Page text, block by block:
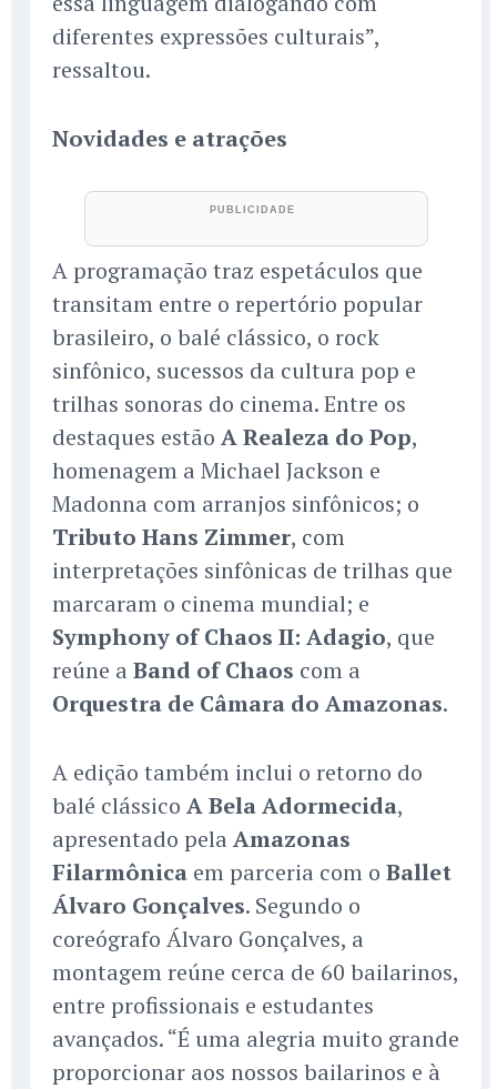
diferentes expressões culturais”,
ressaltou.
Novidades e atrações
A programação traz espetáculos que
transitam entre o repertório popular
brasileiro, o balé clássico, o rock
sinfônico, sucessos da cultura pop e
trilhas sonoras do cinema. Entre os
destaques estão A Realeza do Pop,
homenagem a Michael Jackson e
Madonna com arranjos sinfônicos; o
Tributo Hans Zimmer, com
interpretações sinfônicas de trilhas que
marcaram o cinema mundial; e
Symphony of Chaos II: Adagio, que
reúne a Band of Chaos com a
Orquestra de Câmara do Amazonas.
A edição também inclui o retorno do
balé clássico A Bela Adormecida,
apresentado pela Amazonas
Filarmônica em parceria com o Ballet
Álvaro Gonçalves. Segundo o
coreógrafo Álvaro Gonçalves, a
montagem reúne cerca de 60 bailarinos,
entre profissionais e estudantes
avançados. “É uma alegria muito grande
proporcionar aos nossos bailarinos e à